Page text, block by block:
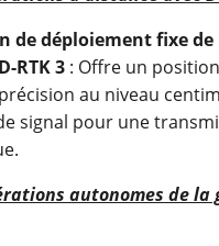
de déploiement fixe
RTK 3 : Offre un
au niveau
signal pour une
autonomes de la